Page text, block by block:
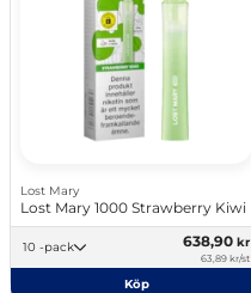
Lost Mary
Lost Mary 1000 Strawberry Kiwi
10 -pack 638,90 kr
63,89 kr/st
Köp